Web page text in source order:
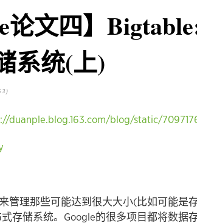
论文四】
系统(上)
duanple.blog.163.com/blog/static/
管理那些可能达到很大大小(比如可能是
存储系统。Google的很多项目都将数据